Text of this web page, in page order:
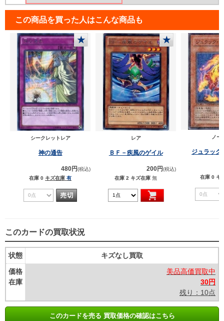
この商品を買った人はこんな商品も
★
シークレットレア
神の通告
480円(税込)
在庫 0 キズ在庫 有
★
レア
ＢＦ－疾風のゲイル
200円(税込)
在庫 2 キズ在庫 無
ノー
ジュラック
在庫 0 キ
このカードの買取状況
状態
価格
在庫
キズなし買取
美品高価買取中
30円
残り：10点
このカードを売る 買取価格の確認はこちら